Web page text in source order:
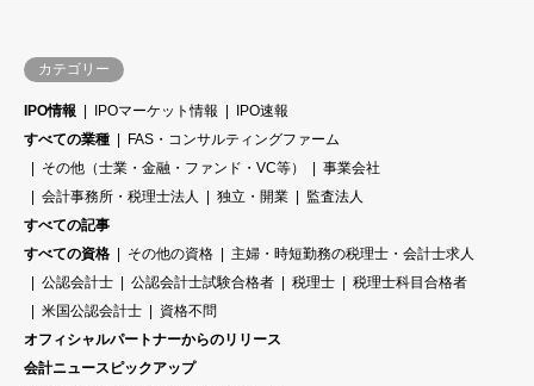
カテゴリー
IPO情報 IPOマーケット情報
IPO速報
すべての業種
FAS・コンサルティングファーム
その他（士業・金融・ファンド・VC等）
事業会社
会計事務所・税理士法人
独立・開業
監査法人
すべての記事
すべての資格
その他の資格
主婦・時短勤務の税理士・会計士求人
公認会計士
公認会計士試験合格者 税理士
税理士科目合格者
米国公認会計士
資格不問
オフィシャルパートナーからのリリース
会計ニュースピックアップ